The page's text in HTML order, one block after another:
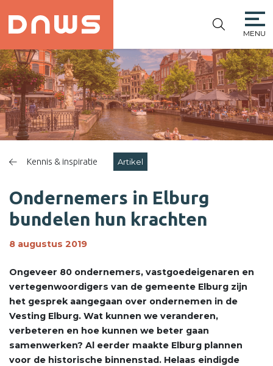
NIEUWE
WINKELSTRAAT
MENU
Kennis & inspiratie Artikel
Ondernemers in Elburg
bundelen hun krachten
8 augustus 2019
Ongeveer 80 ondernemers, vastgoedeigenaren en
vertegenwoordigers van de gemeente Elburg zijn
het gesprek aangegaan over ondernemen in de
Vesting Elburg. Wat kunnen we veranderen,
verbeteren en hoe kunnen we beter gaan
samenwerken? Al eerder maakte Elburg plannen
voor de historische binnenstad. Helaas eindigde